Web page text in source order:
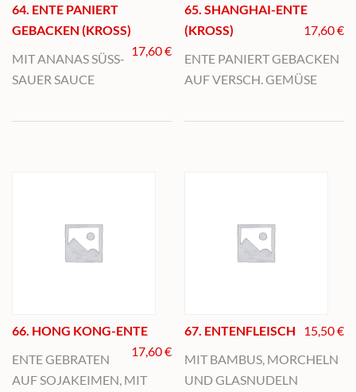
64. ENTE PANIERT
GEBACKEN (KROSS)
17,60€
MIT ANANAS SÜSS-
SAUER SAUCE
65. SHANGHAI-ENTE
(KROSS)
17,60€
ENTE PANIERT GEBACKEN
AUF VERSCH. GEMÜSE
66. HONG KONG-ENTE
17,60€
ENTE GEBRATEN
AUF SOJAKEIMEN, MIT
67. ENTENFLEISCH 15,50€
MIT BAMBUS, MORCHELN
UND GLASNUDELN